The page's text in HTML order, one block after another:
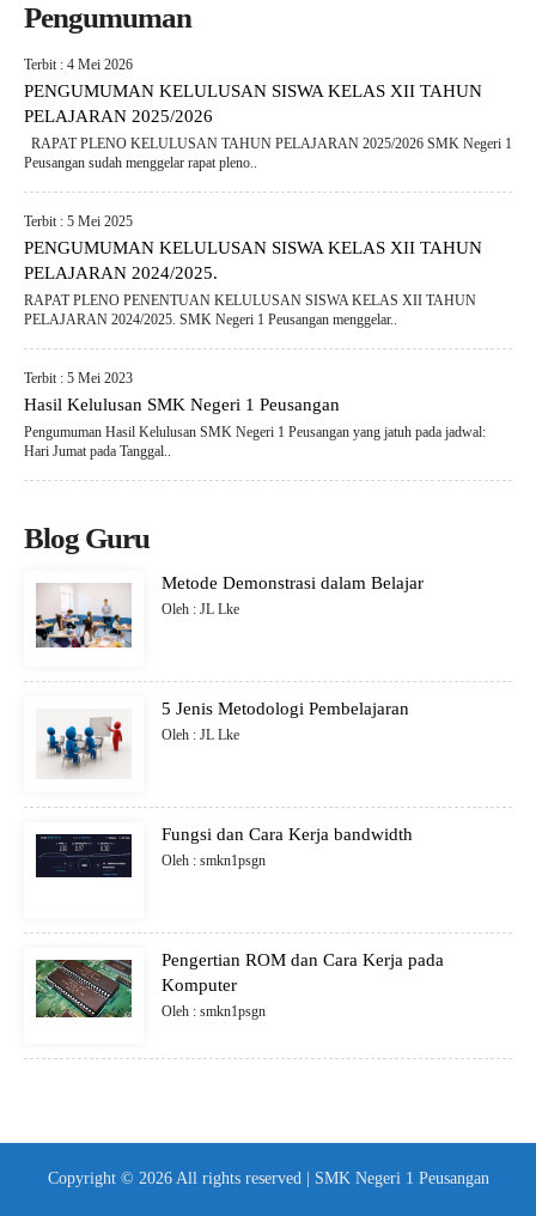
Pengumuman
Terbit : 4 Mei 2026
PENGUMUMAN KELULUSAN SISWA KELAS XII TAHUN
PELAJARAN 2025/2026
RAPAT PLENO KELULUSAN TAHUN PELAJARAN 2025/2026 SMK Negeri 1
Peusangan sudah menggelar rapat pleno..
Terbit : 5 Mei 2025
PENGUMUMAN KELULUSAN SISWA KELAS XII TAHUN
PELAJARAN 2024/2025.
RAPAT PLENO PENENTUAN KELULUSAN SISWA KELAS XII TAHUN
PELAJARAN 2024/2025. SMK Negeri 1 Peusangan menggelar..
Terbit : 5 Mei 2023
Hasil Kelulusan SMK Negeri 1 Peusangan
Pengumuman Hasil Kelulusan SMK Negeri 1 Peusangan yang jatuh pada jadwal:
Hari Jumat pada Tanggal..
Blog Guru
Metode Demonstrasi dalam Belajar
Oleh : JL Lke
5 Jenis Metodologi Pembelajaran
Oleh : JL Lke
Fungsi dan Cara Kerja bandwidth
Oleh : smkn1psgn
Pengertian ROM dan Cara Kerja pada
Komputer
Oleh : smkn1psgn
Copyright © 2026 All rights reserved | SMK Negeri 1 Peusangan